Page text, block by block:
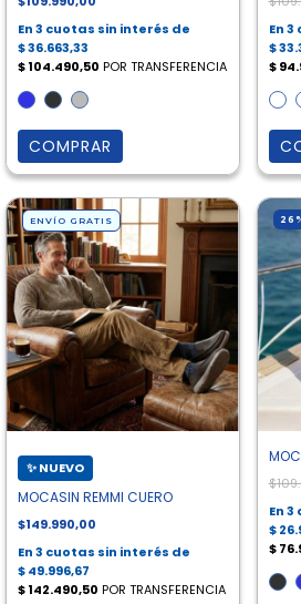
COMPRAR
ENVÍO GRATIS
MOCASIN REMMI CUERO
$149.990,00
26